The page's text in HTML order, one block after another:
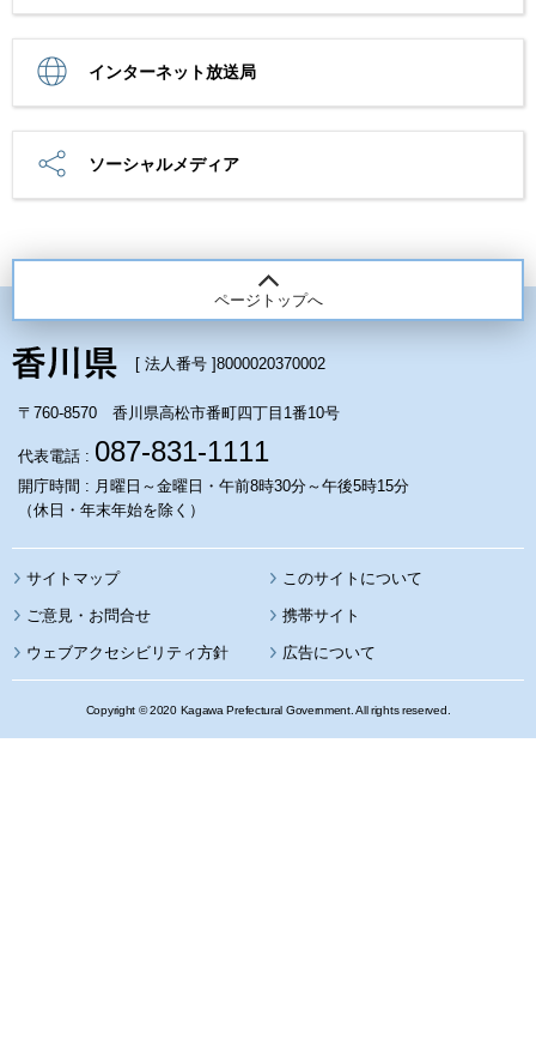
インターネット放送局
ソーシャルメディア
ページトップへ
[ 法人番号 ]8000020370002
〒760-8570 香川県高松市番町四丁目1番10号
代表電話 : 087-831-1111
開庁時間 : 月曜日～金曜日・午前8時30分～午後5時15分
（休日・年末年始を除く）
サイトマップ このサイトについて
携帯サイト
ウェブアクセシビリティ方針 広告について
Copyright © 2020 Kagawa Prefectural Government. All rights reserved.